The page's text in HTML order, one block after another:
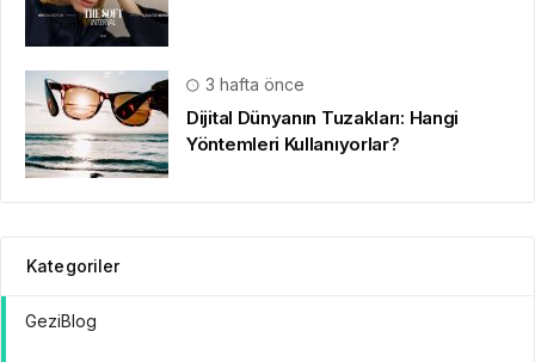
3 hafta önce
Dijital Dünyanın Tuzakları: Hangi
Yöntemleri Kullanıyorlar?
Kategoriler
GeziBlog